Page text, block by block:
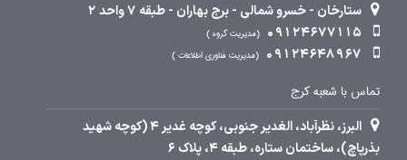
ستارخان - خسرو شمالی - برج بهاران - طبقه 7 واحد 2
09124677115
مدیریت گروه
09124648967 مدیریت فناوری اطلاعات
تماس با شعبه کرج
البرز، نظرآباد، الغدیر جنوبی، کوچه غدیر 4 (کوچه شهید
بذرپاچ)، ساختمان ستاره، طبقه 4، پلاک 6